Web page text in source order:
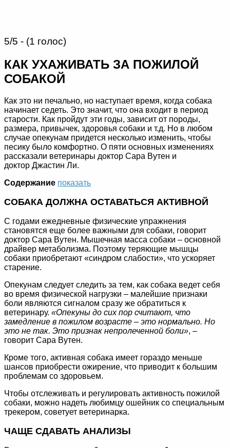
5/5 - (1 голос)
КАК УХАЖИВАТЬ ЗА ПОЖИЛОЙ
СОБАКОЙ
Как это ни печально, но наступает время, когда собака
начинает седеть. Это значит, что она входит в период
старости. Как пройдут эти годы, зависит от породы,
размера, привычек, здоровья собаки и т.д. Но в любом
случае опекунам придется несколько изменить, чтобы
песику было комфортно. О пяти основных изменениях
рассказали ветеринары доктор Сара Вутен и
доктор Джастин Ли.
Содержание показать
СОБАКА ДОЛЖНА ОСТАВАТЬСЯ АКТИВНОЙ
С годами ежедневные физические упражнения
становятся еще более важными для собаки, говорит
доктор Сара Вутен. Мышечная масса собаки – основной
драйвер метаболизма. Поэтому теряющие мышцы
собаки приобретают «синдром слабости», что ускоряет
старение.
Опекунам следует следить за тем, как собака ведет себя
во время физической нагрузки – малейшие признаки
боли являются сигналом сразу же обратиться к
ветеринару. «Опекуны до сих пор считают, что
замедление в пожилом возрасте – это нормально. Но
это не так. Это признак непролеченной боли», –
говорит Сара Вутен.
Кроме того, активная собака имеет гораздо меньше
шансов приобрести ожирение, что приводит к большим
проблемам со здоровьем.
Чтобы отслеживать и регулировать активность пожилой
собаки, можно надеть любимцу ошейник со специальным
трекером, советует ветеринарка.
ЧАЩЕ СДАВАТЬ АНАЛИЗЫ